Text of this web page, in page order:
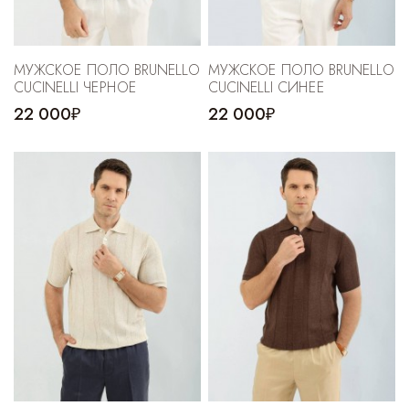
МУЖСКОЕ ПОЛО BRUNELLO
CUCINELLI ЧЕРНОЕ
22 000₽
МУЖСКОЕ ПОЛО BRUNELLO
CUCINELLI СИНЕЕ
22 000₽